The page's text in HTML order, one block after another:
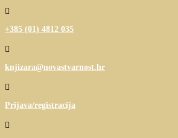

+385 (01) 4812 035

knjizara@novastvarnost.hr

Prijava/registracija
